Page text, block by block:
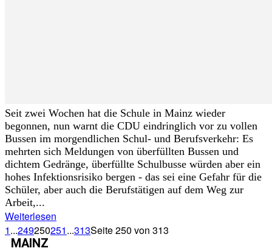
Seit zwei Wochen hat die Schule in Mainz wieder
begonnen, nun warnt die CDU eindringlich vor zu vollen
Bussen im morgendlichen Schul- und Berufsverkehr: Es
mehrten sich Meldungen von überfüllten Bussen und
dichtem Gedränge, überfüllte Schulbusse würden aber ein
hohes Infektionsrisiko bergen - das sei eine Gefahr für die
Schüler, aber auch die Berufstätigen auf dem Weg zur
Arbeit,...
Weiterlesen
1...249250251...313Seite 250 von 313
MAINZ